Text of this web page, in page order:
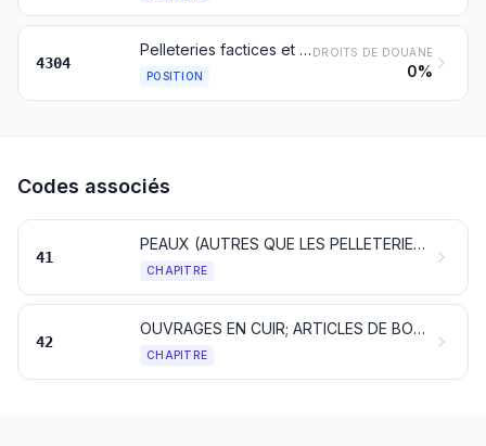
4304
Pelleteries factices et articles en pelleteries factices
POSITION
DROITS DE DOUANE
0%
Codes associés
41
PEAUX (AUTRES QUE LES PELLETERIES) ET CUIRS
CHAPITRE
42
OUVRAGES EN CUIR; ARTICLES DE BOURRELLERIE OU DE SELLERIE; ARTICLES DE VOYAGE, SACS À MAIN ET CONTENANTS SIMILAIRES; OUVRAGES EN BOYAUX
CHAPITRE